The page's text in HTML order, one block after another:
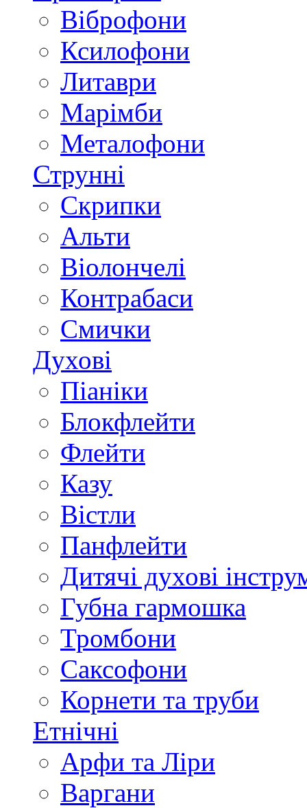
Віброфони
Ксилофони
Литаври
Марімби
Металофони
Струнні
Скрипки
Альти
Віолончелі
Контрабаси
Смички
Духові
Піаніки
Блокфлейти
Флейти
Казу
Вістли
Панфлейти
Дитячі духові
Губна гармошка
Тромбони
Саксофони
Корнети та труби
Етнічні
Арфи та Ліри
Варгани